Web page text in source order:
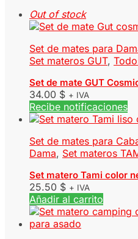
Out of stock
Set de mates para
Set materos GUT,
Set de mate GUT
34.00 $ + IVA
Recibe notificaciones
Set de mates para
Dama, Set materos
Set matero Tami color
25.50 $ + IVA
Añadir al carrito